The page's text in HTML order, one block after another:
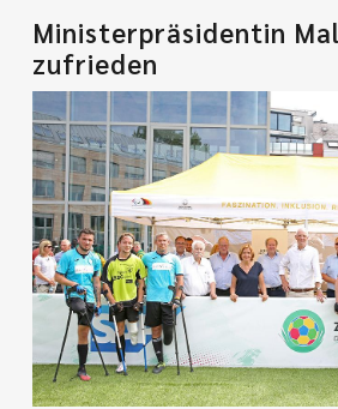
Ministerpräsidentin
zufrieden